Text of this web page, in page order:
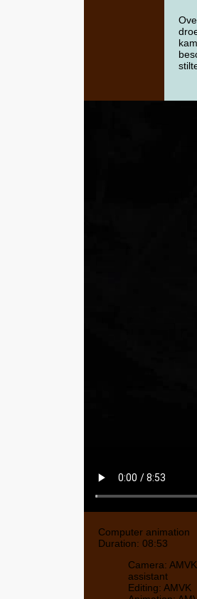
Computer animation
Duration: 08:53
Camera:
assistant
Editing: AMVK